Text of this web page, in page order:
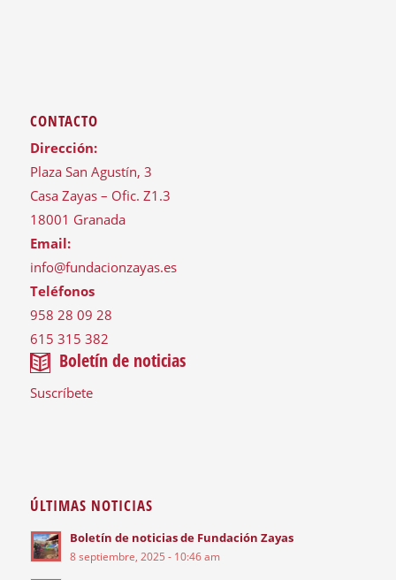
CONTACTO
Dirección:
Plaza San Agustín, 3
Casa Zayas – Ofic. Z1.3
18001 Granada
Email:
info@fundacionzayas.es
Teléfonos
958 28 09 28
615 315 382
Boletín de noticias
Suscríbete
ÚLTIMAS NOTICIAS
Boletín de noticias de Fundación Zayas
8 septiembre, 2025 - 10:46 am